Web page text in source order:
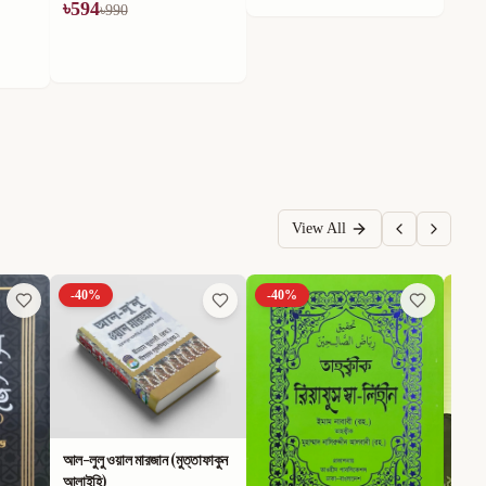
৳594৳990
View All
-40%
আল-লুলু ওয়াল মারজান (মুত্তাফাকুন
আলাইহি)
-40%